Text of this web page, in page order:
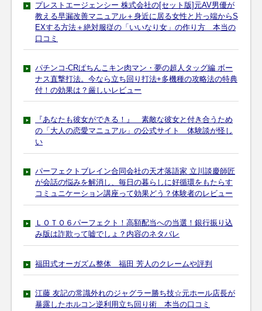
プレストエージェンシー 株式会社の[セット版]元AV男優が
教える早漏改善マニュアル＋身近に居る女性と片っ端からS
EXする方法＋絶対服従の「いいなり女」の作り方 本当の
口コミ
パチンコ-CRぱちんこキン肉マン・夢の超人タッグ編 ボー
ナス直撃打法。今なら立ち回り打法+多機種の攻略法の特典
付！の効果は？厳しいレビュー
『あなたも彼女ができる！』 素敵な彼女と付き合うため
の「大人の恋愛マニュアル」の公式サイト 体験談が怪し
い
パーフェクトブレイン合同会社の天才落語家 立川談慶師匠
が会話の悩みを解消し、毎日の暮らしに好循環をもたらす
コミュニケーション講座って効果どう？体験者のレビュー
ＬＯＴＯ６パーフェクト！高額配当への当選！銀行振り込
み版は詐欺って嘘でしょ？内容のネタバレ
福田式オーガズム整体 福田 芳人のクレームや評判
江藤 友記の常識外れのジャグラー勝ち技☆元ホール店長が
暴露したホルコン逆利用立ち回り術 本当の口コミ